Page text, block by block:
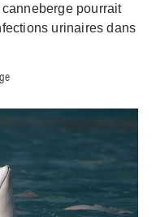
pourrait
urinaires dans